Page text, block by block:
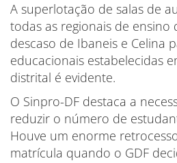
A superlotação de salas de
todas as regionais de ensino
descaso de Ibaneis e Celina
educacionais estabelecidas
distrital é evidente.
O Sinpro-DF destaca a
reduzir o número de
Houve um enorme
matrícula quando o GDF